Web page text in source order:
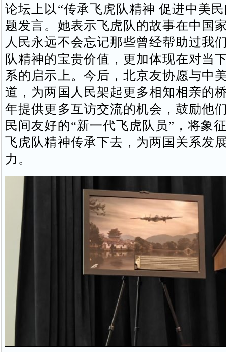
论坛上以“传承飞虎队精神 促进中美
题发言。她表示飞虎队的故事在中国
人民永远不会忘记那些曾经帮助过我
队精神的宝贵价值，更加体现在对当
系的启示上。今后，北京友协愿与中
道，为两国人民架起更多相知相亲的
年提供更多互访交流的机会，鼓励他
民间友好的“新一代飞虎队员”，将象
飞虎队精神传承下去，为两国关系发
力。